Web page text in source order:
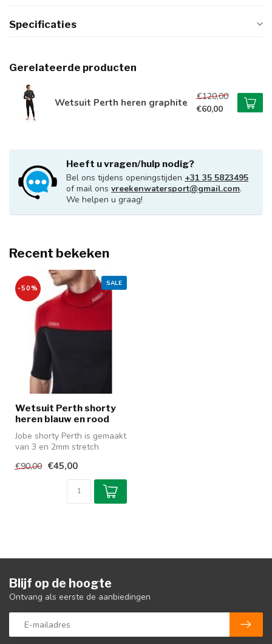
Specificaties
Gerelateerde producten
Wetsuit Perth heren graphite
€120,00
€60,00
Heeft u vragen/hulp nodig?
Bel ons tijdens openingstijden +31 35 5823495
of mail ons vreekenwatersport@gmail.com.
We helpen u graag!
Recent bekeken
SALE
-50%
Wetsuit Perth shorty
heren blauw en rood
Jobe shorty Perth is gemaakt
van 3 en 2mm stretch
dat w...
€90,00 €45,00
Blijf op de hoogte
Ontvang als eerste de aanbiedingen